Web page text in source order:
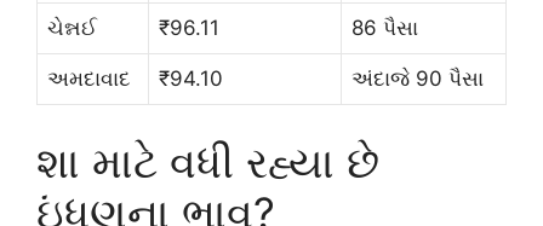
ચેન્નઈ ₹96.11 86 પૈસા
અમદાવાદ ₹94.10 અંદાજે 90 પૈસા
શા માટે વધી રહ્યા છે
ઇંધણના ભાવ?